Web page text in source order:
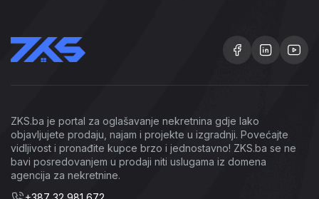
ZKS.ba je portal za oglašavanje nekretnina gdje lako
objavljujete prodaju, najam i projekte u izgradnji. Povećajte
vidljivost i pronađite kupce brzo i jednostavno! ZKS.ba se ne
bavi posredovanjem u prodaji niti uslugama iz domena
agencija za nekretnine.